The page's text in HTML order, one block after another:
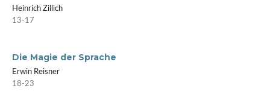
Heinrich Zillich
13-17
Die Magie der Sprache
Erwin Reisner
18-23